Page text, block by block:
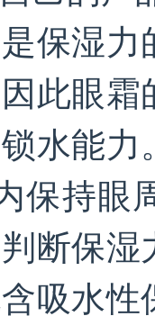
保湿
此眼
水能
保持眼
断保
吸水